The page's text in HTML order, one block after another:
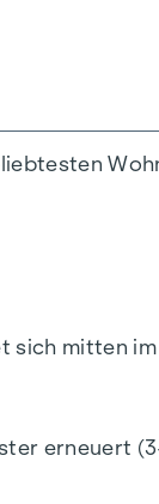
sich mitten
erneuert